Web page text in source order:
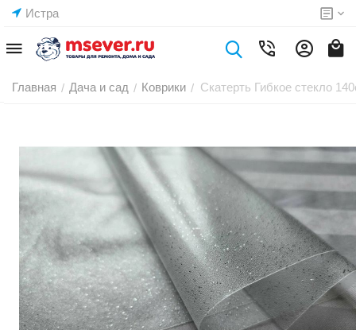
Истра
Главная / Дача и сад / Коврики / Скатерть Гибкое стекло